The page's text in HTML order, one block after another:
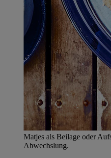
Matjes als Beilage oder
Abwechslung.